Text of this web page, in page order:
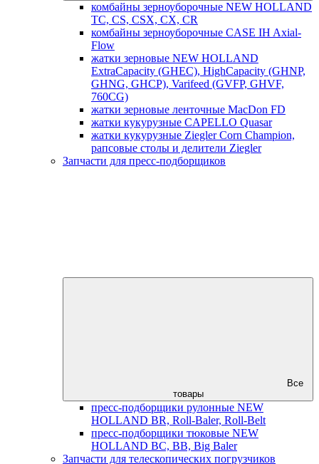
комбайны зерноуборочные NEW HOLLAND
TC, CS, CSX, CX, CR
комбайны зерноуборочные CASE IH Axial-
Flow
жатки зерновые NEW HOLLAND
ExtraCapacity (GHEC), HighCapacity (GHNP,
GHNG, GHCP), Varifeed (GVFP, GHVF,
760CG)
жатки зерновые ленточные MacDon FD
жатки кукурузные CAPELLO Quasar
жатки кукурузные Ziegler Corn Champion,
рапсовые столы и делители Ziegler
Запчасти для пресс-подборщиков
Все
товары
пресс-подборщики рулонные NEW
HOLLAND BR, Roll-Baler, Roll-Belt
пресс-подборщики тюковые NEW
HOLLAND BC, BB, Big Baler
Запчасти для телескопических погрузчиков